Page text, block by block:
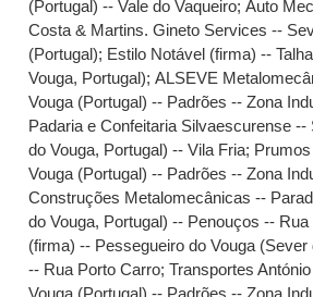
(Portugal) -- Vale do Vaqueiro;Auto
Costa & Martins. Gineto Services --
(Portugal); Estilo Notável (firma) --
Vouga, Portugal);ALSEVE
Vouga (Portugal) -- Padrões -- Zona
Padaria e Confeitaria Silvaescurense
do Vouga, Portugal) -- Vila Fria;
Vouga (Portugal) -- Padrões -- Zona
Construções Metalomecânicas --
do Vouga, Portugal) -- Penouços --
(firma) -- Pessegueiro do Vouga (Sever
-- Rua Porto Carro;Transportes
Vouga (Portugal) -- Padrões -- Zona